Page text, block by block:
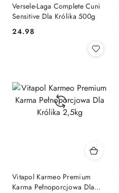
Versele-Laga Complete Cuni
Sensitive Dla Królika 500g
Cena:
24.98
Vitapol Karmeo Premium
Karma Pełnoporcjowa Dla